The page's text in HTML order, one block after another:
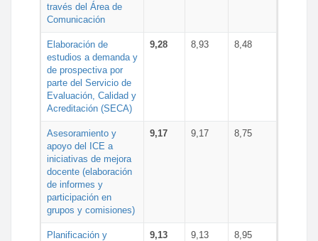
través del Área de
Comunicación
Elaboración de
estudios a demanda y
de prospectiva por
parte del Servicio de
Evaluación, Calidad y
Acreditación (SECA)
9,28 8,93 8,48
Asesoramiento y
apoyo del ICE a
iniciativas de mejora
docente (elaboración
de informes y
participación en
grupos y comisiones)
9,17 9,17 8,75
Planificación y
9,13 9,13 8,95